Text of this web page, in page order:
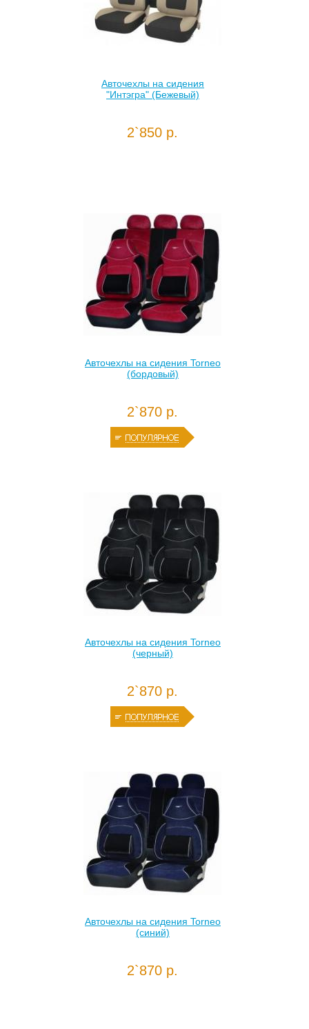
Авточехлы на сидения
"Интэгра" (Бежевый)
2`850 р.
Авточехлы на сидения Torneo
(бордовый)
2`870 р.
Авточехлы на сидения Torneo
(черный)
2`870 р.
Авточехлы на сидения Torneo
(синий)
2`870 р.